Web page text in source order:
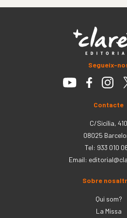
Segueix-
Contacte
C/Sicília, 410
08025
Tel: 933 010
Email:
Sobre
Qui som?
La Missa